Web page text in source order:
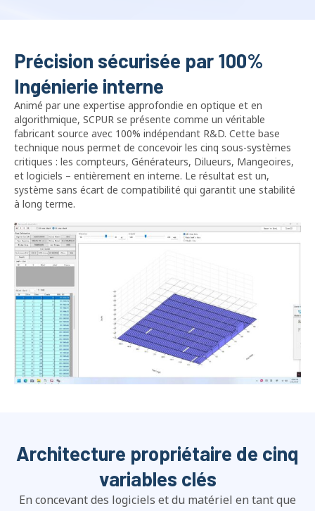
Précision sécurisée par 100%
Ingénierie interne
Animé par une expertise approfondie en optique et en
algorithmique, SCPUR se présente comme un véritable
fabricant source avec 100% indépendant R&D. Cette base
technique nous permet de concevoir les cinq sous-systèmes
critiques : les compteurs, Générateurs, Dilueurs, Mangeoires,
et logiciels – entièrement en interne. Le résultat est un,
système sans écart de compatibilité qui garantit une stabilité
à long terme.
Architecture propriétaire de cinq
variables clés
En concevant des logiciels et du matériel en tant que